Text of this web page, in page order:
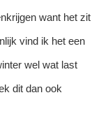
want het zit
vind ik het een
wel wat last
dit dan ook